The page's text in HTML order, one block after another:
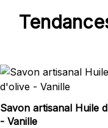
Savon artisanal Huile
- Vanille